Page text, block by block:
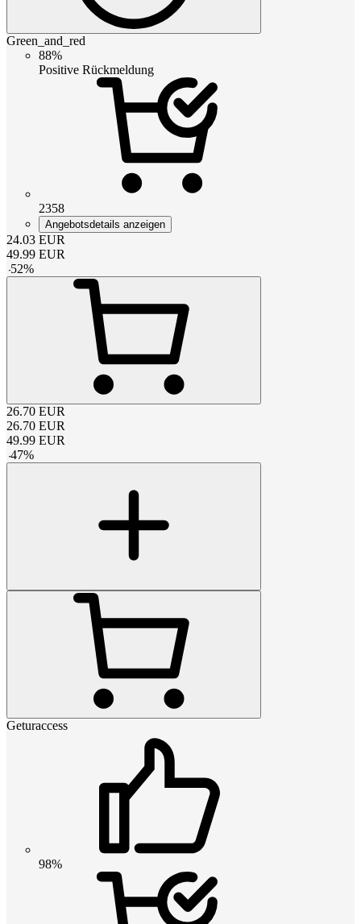
Green_and_red
88%
Positive Rückmeldung
2358
Angebotsdetails anzeigen
24.03 EUR
49.99 EUR
-52%
26.70 EUR
26.70 EUR
49.99 EUR
-47%
Geturaccess
98%